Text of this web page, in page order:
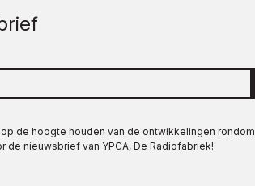
de hoogte houden van de ontwikkelingen rondom
de nieuwsbrief van YPCA, De Radiofabriek!